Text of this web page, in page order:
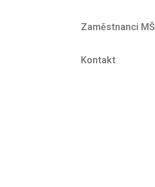
Zaměstnanci MŠ
Kontakt